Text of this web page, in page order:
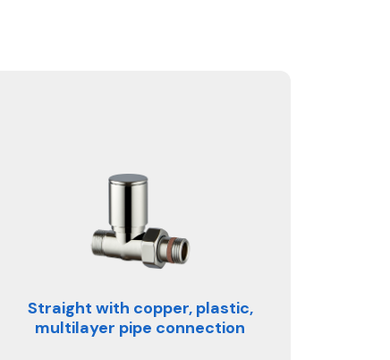
Straight with copper, plastic,
multilayer pipe connection